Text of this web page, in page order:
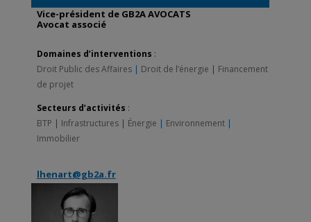
Vice-président de GB2A AVOCATS
Avocat associé
Domaines d’interventions :
Droit Public des Affaires | Droit de l’énergie | Financement
de projet
Secteurs d’activités :
BTP | Infrastructures | Énergie | Environnement |
Immobilier
lhenart@gb2a.fr